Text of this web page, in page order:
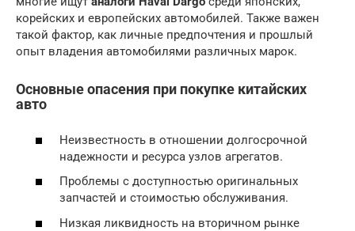
корейских и европейских автомобилей. Также важен
такой фактор, как личные предпочтения и прошлый
опыт владения автомобилями различных марок.
Основные опасения при покупке китайских
авто
Неизвестность в отношении долгосрочной
надежности и ресурса узлов агрегатов.
Проблемы с доступностью оригинальных
запчастей и стоимостью обслуживания.
Низкая ликвидность на вторичном рынке